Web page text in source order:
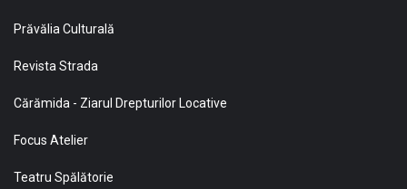
Prăvălia Culturală
Revista Strada
Cărămida - Ziarul Drepturilor Locative
Focus Atelier
Teatru Spălătorie